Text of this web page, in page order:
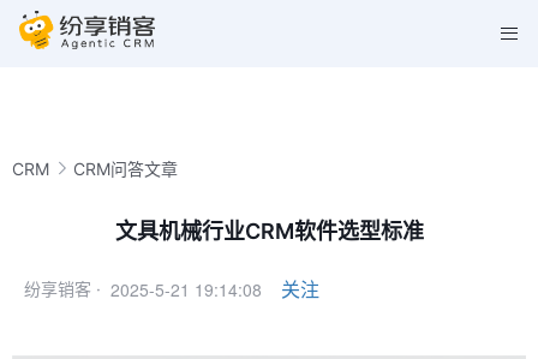
CRM CRM问答文章
文具机械行业CRM软件选型标准
纷享销客 · 2025-5-21 19:14:08 关注